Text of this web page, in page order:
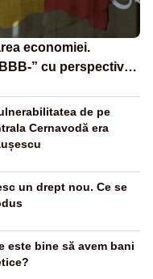
economiei.
” cu perspectivă
de pe
Cernavodă era
un drept nou. Ce se
este bine să avem bani